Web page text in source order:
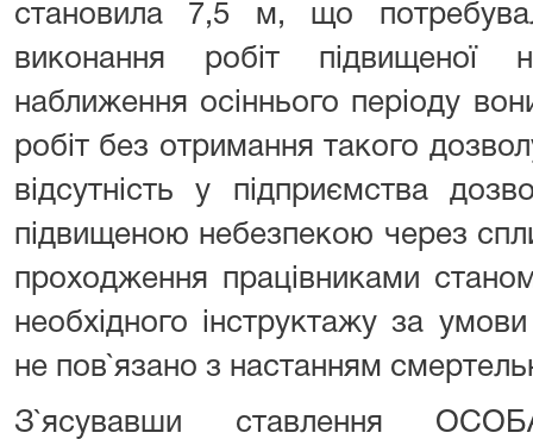
становила 7,5 м, що
виконання робіт підвищеної
наближення осіннього періоду
робіт без отримання такого
відсутність у підприємства
підвищеною небезпекою через
проходження працівниками
необхідного інструктажу за
не пов`язано з настанням
З`ясувавши ставлення